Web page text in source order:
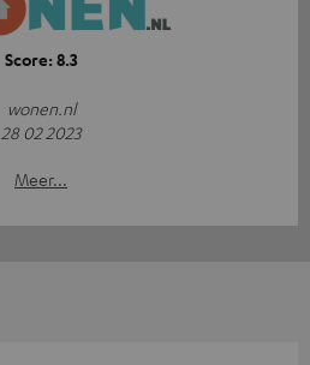
Score: 8.3
wonen.nl
28 02 2023
Meer...